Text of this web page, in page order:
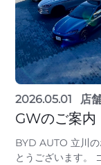
2026.05.01 店
GWのご案内
BYD AUTO 立川
とうございます。